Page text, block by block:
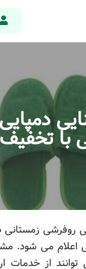
با
روفرشی زمستانی
اعلام می شود.
از خدمات